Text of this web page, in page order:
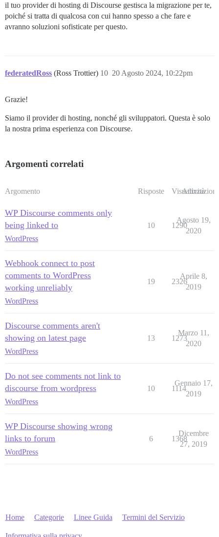
il tuo provider di hosting di Discourse gestisca la migrazione per te,
poiché si tratta di qualcosa con cui hanno spesso a che fare e
avranno soluzioni sofisticate per questo.
federatedRoss (Ross Trottier) 20 Agosto 2024, 10:22pm
10
Grazie!
Siamo il provider di hosting, nonché gli sviluppatori. Questa è solo
la nostra prima esperienza con Discourse.
Argomenti correlati
Argomento Risposte Visualizzazioni
Attività
WP Discourse comments only
being linked to
WordPress
10 1290
Agosto 19,
2020
Webhook connect to post
comments to WordPress
working unreliably
WordPress
19 2326
Aprile 8,
2019
Discourse comments aren't
showing on latest page
WordPress
13 1273
Marzo 11,
2020
Do not see comments not link to
discourse from wordpress
WordPress
10 1114
Gennaio 17,
2019
WP Discourse showing wrong
links to forum
WordPress
6 1368
Dicembre
27, 2019
Home Categorie Linee Guida Termini del Servizio